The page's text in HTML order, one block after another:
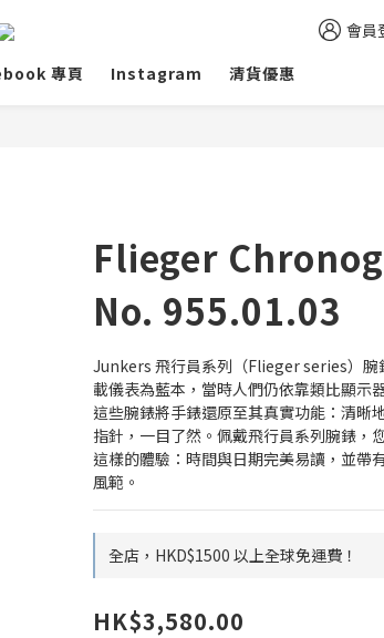
會員
專頁 Instagram 清貨優惠
Flieger
No. 955.01.03
Junkers 飛行員系列（Flieger series）腕
載儀表為藍本，當時人們仍依靠類比顯示
這些腕錶將手錶還原至其真實功能：清晰
指針，一目了然。佩戴飛行員系列腕錶，
這樣的體驗：時間與日期完美易讀，並帶
風範。
全店，HKD$1500 以上全球免運費！
HK$3,580.00